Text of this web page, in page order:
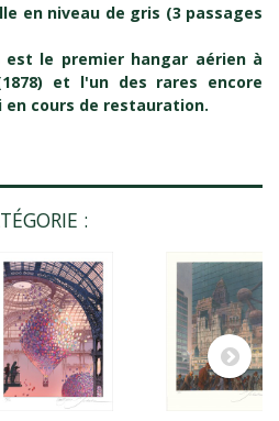
en niveau de gris (3 passages
est le premier hangar aérien à
et l'un des rares encore
cours de restauration.
: